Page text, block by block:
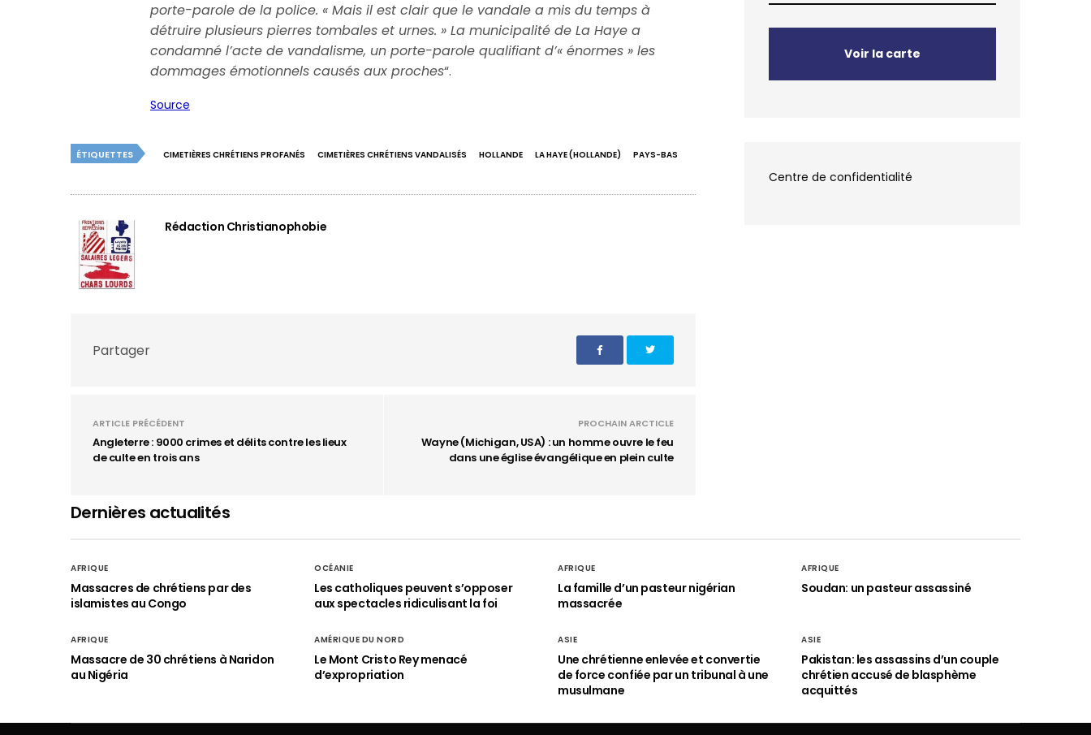
porte-parole de la police. « Mais il est clair que le vandale a mis du temps à
détruire plusieurs pierres tombales et urnes. »La municipalité de La Haye a
condamné l’acte de vandalisme, un porte-parole qualifiant d’« énormes » les
dommages émotionnels causés aux proches“.
Source
ÉTIQUETTES CIMETIÈRES CHRÉTIENS PROFANÉS CIMETIÈRES CHRÉTIENS VANDALISÉS HOLLANDE LA HAYE (HOLLANDE) PAYS-BAS
Rédaction Christianophobie
Partager
ARTICLE PRÉCÉDENT
Angleterre : 9000 crimes et délits contre les lieux
de culte en trois ans
PROCHAIN ARCTICLE
Wayne (Michigan, USA) : un homme ouvre le feu
dans une église évangélique en plein culte
Voir la carte
Centre de confidentialité
Dernières actualités
AFRIQUE
Massacres de chrétiens par des
islamistes au Congo
OCÉANIE
Les catholiques peuvent s’opposer
aux spectacles ridiculisant la foi
AFRIQUE
La famille d’un pasteur nigérian
massacrée
AFRIQUE
Soudan: un pasteur assassiné
AFRIQUE
Massacre de 30 chrétiens à Naridon
au Nigéria
AMÉRIQUE DU NORD
Le Mont Cristo Rey menacé
d’expropriation
ASIE
Une chrétienne enlevée et convertie
de force confiée par un tribunal à une
musulmane
ASIE
Pakistan: les assassins d’un couple
chrétien accusé de blasphème
acquittés